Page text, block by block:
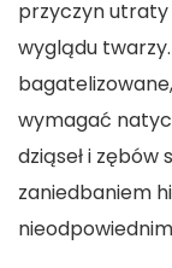
przyczyn
wyglądu
wymagać
dziąseł i
zaniedbaniem